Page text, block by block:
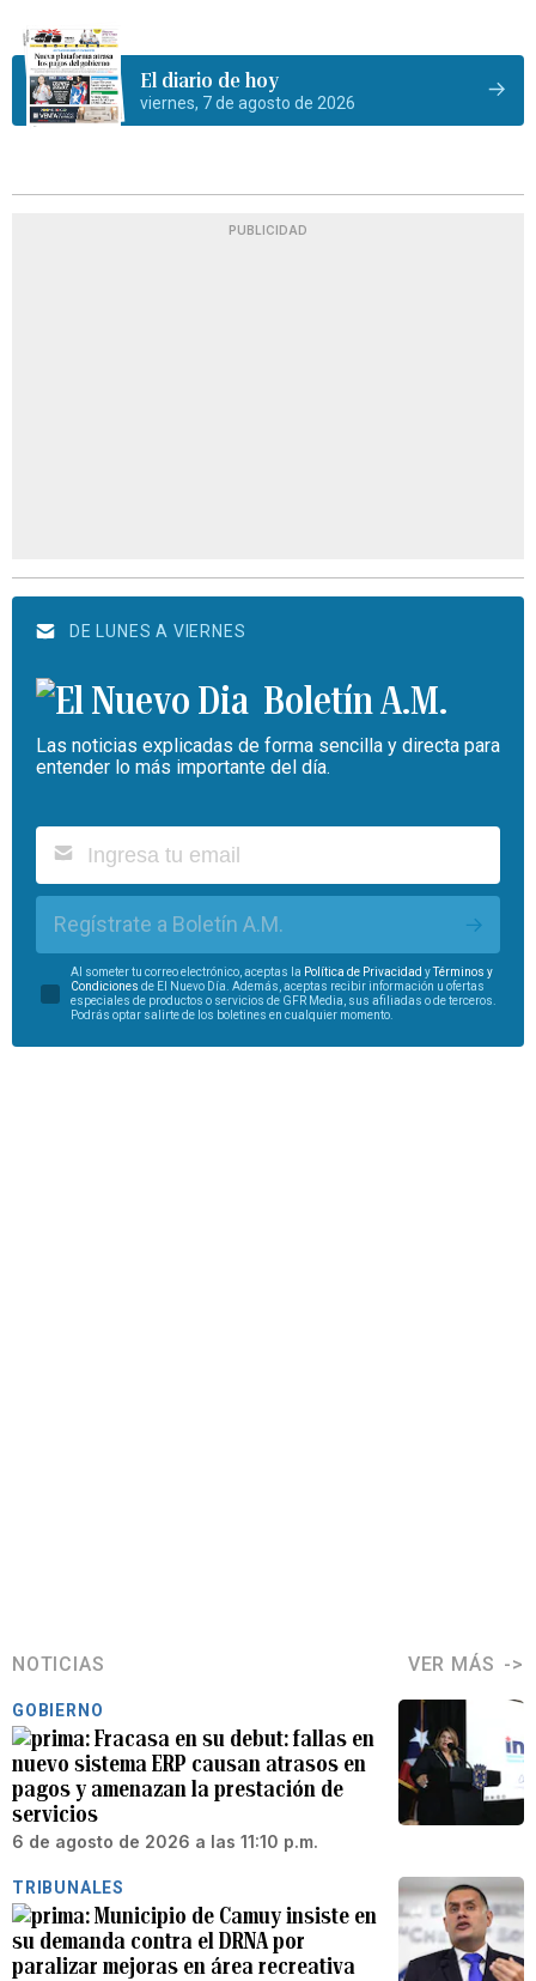
El diario de hoy
viernes, 7 de agosto de 2026
PUBLICIDAD
DE LUNES A VIERNES
Boletín A.M.
Las noticias explicadas de forma sencilla y directa para
entender lo más importante del día.
Regístrate a Boletín A.M.
Al someter tu correo electrónico, aceptas la Política de Privacidad yTérminos y
Condiciones de El Nuevo Día. Además, aceptas recibir información u ofertas
especiales de productos o servicios de GFR Media, sus afiliadas o de terceros.
Podrás optar salirte de los boletines en cualquier momento.
NOTICIAS VER MÁS
GOBIERNO
Fracasa en su debut: fallas en
nuevo sistema ERP causan atrasos en
pagos y amenazan la prestación de
servicios
6 de agosto de 2026 a las 11:10 p.m.
TRIBUNALES
Municipio de Camuy insiste en
su demanda contra el DRNA por
paralizar mejoras en área recreativa